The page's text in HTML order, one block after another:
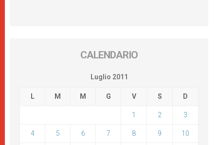
CALENDARIO
Luglio 2011
L M M G V S D
1 2 3
4 5 6 7 8 9 10